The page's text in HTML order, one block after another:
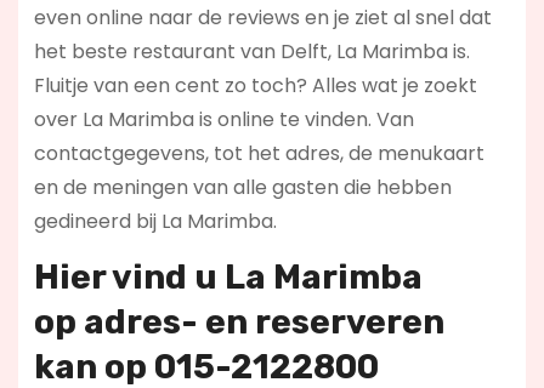
even online naar de reviews en je ziet al snel dat
het beste restaurant van Delft, La Marimba is.
Fluitje van een cent zo toch? Alles wat je zoekt
over La Marimba is online te vinden. Van
contactgegevens, tot het adres, de menukaart
en de meningen van alle gasten die hebben
gedineerd bij La Marimba.
Hier vind u La Marimba
op adres- en reserveren
kan op 015-2122800